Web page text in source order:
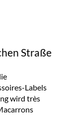
Straße
Labels
wird très